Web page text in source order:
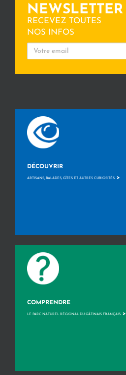
NEWSLETTER
RECEVEZ TOUTES
NOS INFOS
DÉCOUVRIR
ARTISANS, BALADES, GÎTES ET AUTRES CURIOSITÉS >
COMPRENDRE
LE PARC NATUREL RÉGIONAL DU GÂTINAIS FRANÇAIS >